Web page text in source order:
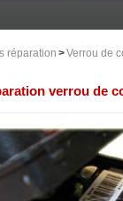
réparation >Verrou de
verrou de